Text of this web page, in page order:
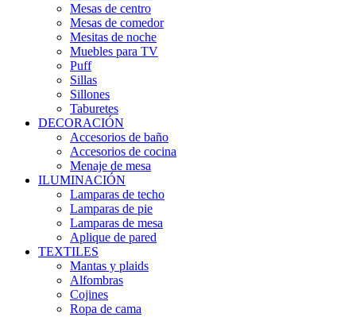
Mesas de centro
Mesas de comedor
Mesitas de noche
Muebles para TV
Puff
Sillas
Sillones
Taburetes
DECORACIÓN
Accesorios de baño
Accesorios de cocina
Menaje de mesa
ILUMINACIÓN
Lamparas de techo
Lamparas de pie
Lamparas de mesa
Aplique de pared
TEXTILES
Mantas y plaids
Alfombras
Cojines
Ropa de cama